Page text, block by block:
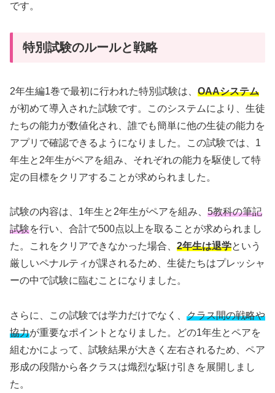
です。
特別試験のルールと戦略
2年生編1巻で最初に行われた特別試験は、 OAAシステム
が初めて導入された試験です。このシステムにより、生徒
たちの能力が数値化され、誰でも簡単に他の生徒の能力を
アプリで確認できるようになりました。この試験では、1
年生と2年生がペアを組み、それぞれの能力を駆使して特
定の目標をクリアすることが求められました。
試験の内容は、1年生と2年生がペアを組み、 5教科の筆記
試験を行い、合計で500点以上を取ることが求められまし
た。これをクリアできなかった場合、 2年生は退学という
厳しいペナルティが課されるため、生徒たちはプレッシャ
ーの中で試験に臨むことになりました。
さらに、この試験では学力だけでなく、 クラス間の戦略や
協力が重要なポイントとなりました。どの1年生とペアを
組むかによって、試験結果が大きく左右されるため、ペア
形成の段階から各クラスは熾烈な駆け引きを展開しまし
た。